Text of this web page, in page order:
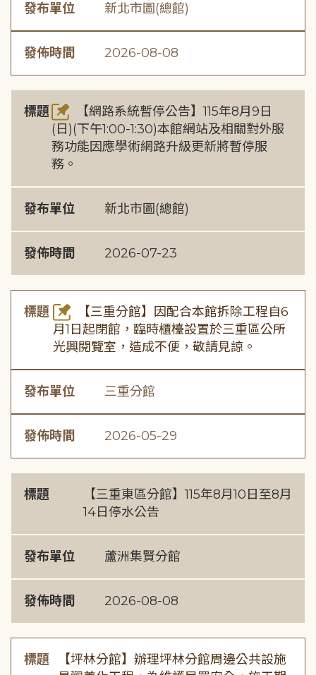
發布單位 新北市圖(總館)
發佈時間 2026-08-08
標題
【網路系統暫停公告】115年8月9日
(日)(下午1:00-1:30)本館網站及相關對外服
務功能因應學術網路升級更新將暫停服
務。
發布單位 新北市圖(總館)
發佈時間 2026-07-23
標題
【三重分館】因配合本館拆除工程自6
月1日起閉館，臨時櫃檯設置於三重區公所
光興閱覽室，造成不便，敬請見諒。
發布單位 三重分館
發佈時間 2026-05-29
標題
【三重東區分館】115年8月10日至8月
14日停水公告
發布單位 蘆洲集賢分館
發佈時間 2026-08-08
標題
【坪林分館】辦理坪林分館周邊公共設施